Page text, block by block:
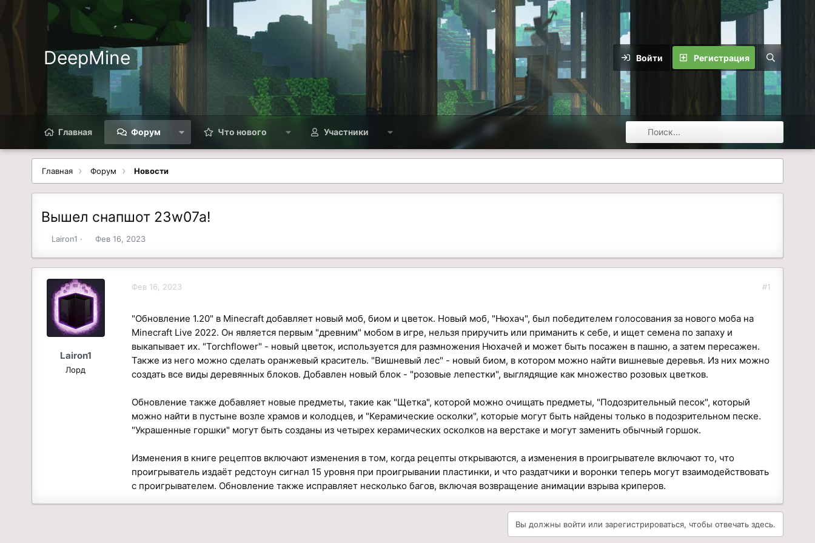
DeepMine Войти Регистрация
Главная Форум Что нового Участники
Главная Форум Новости
Вышел снапшот 23w07a!
А
о
р
т
е
м
Lairon1
Д
а
н
а
ч
а
Фев 16, 2023
Lairon1
Лорд
Фев 16, 2023 #1
"Обновление 1.20" в Minecraft добавляет новый моб, биом и цветок. Новый моб, "Нюхач", был победителем голосования за нового моба на
Minecraft Live 2022. Он является первым "древним" мобом в игре, нельзя приручить или приманить к себе, и ищет семена по запаху и
выкапывает их. "Torchflower" - новый цветок, используется для размножения Нюхачей и может быть посажен в пашню, а затем пересажен.
Также из него можно сделать оранжевый краситель. "Вишневый лес" - новый биом, в котором можно найти вишневые деревья. Из них можно
создать все виды деревянных блоков. Добавлен новый блок - "розовые лепестки", выглядящие как множество розовых цветков.
Обновление также добавляет новые предметы, такие как "Щетка", которой можно очищать предметы, "Подозрительный песок", который
можно найти в пустыне возле храмов и колодцев, и "Керамические осколки", которые могут быть найдены только в подозрительном песке.
"Украшенные горшки" могут быть созданы из четырех керамических осколков на верстаке и могут заменить обычный горшок.
Изменения в книге рецептов включают изменения в том, когда рецепты открываются, а изменения в проигрывателе включают то, что
проигрыватель издаёт редстоун сигнал 15 уровня при проигрывании пластинки, и что раздатчики и воронки теперь могут взаимодействовать
с проигрывателем. Обновление также исправляет несколько багов, включая возвращение анимации взрыва криперов.
Вы должны войти или зарегистрироваться, чтобы отвечать здесь.